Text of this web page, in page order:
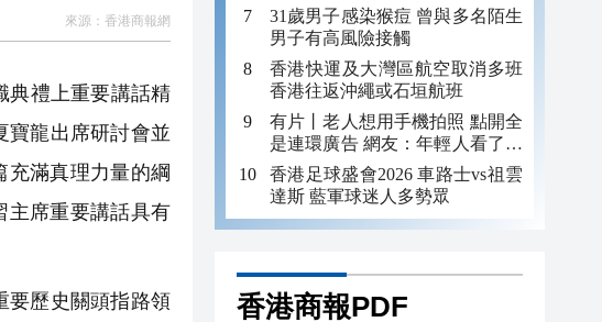
來源： 香港商報網
典禮上重要講話精
寶龍出席研討會並
充滿真理力量的綱
主席重要講話具有
要歷史關頭指路領
31歲男子感染猴痘 曾與多名陌生
男子有高風險接觸
香港快運及大灣區航空取消多班
香港往返沖繩或石垣航班
有片丨老人想用手機拍照 點開全
是連環廣告 網友：年輕人看了都
迷糊 何況老年人
香港足球盛會2026 車路士vs祖雲
達斯 藍軍球迷人多勢眾
香港商報PDF